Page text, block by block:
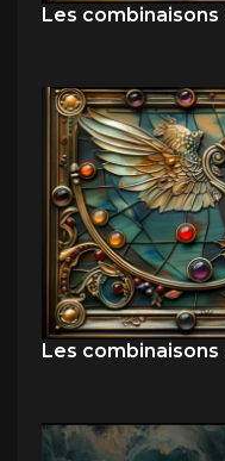
Les
Les